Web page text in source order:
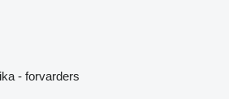
- forvarders